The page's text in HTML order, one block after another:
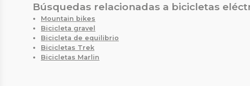
Búsquedas relacionadas a bicicletas
Mountain bikes
Bicicleta gravel
Bicicleta de equilibrio
Bicicletas Trek
Bicicletas Marlin